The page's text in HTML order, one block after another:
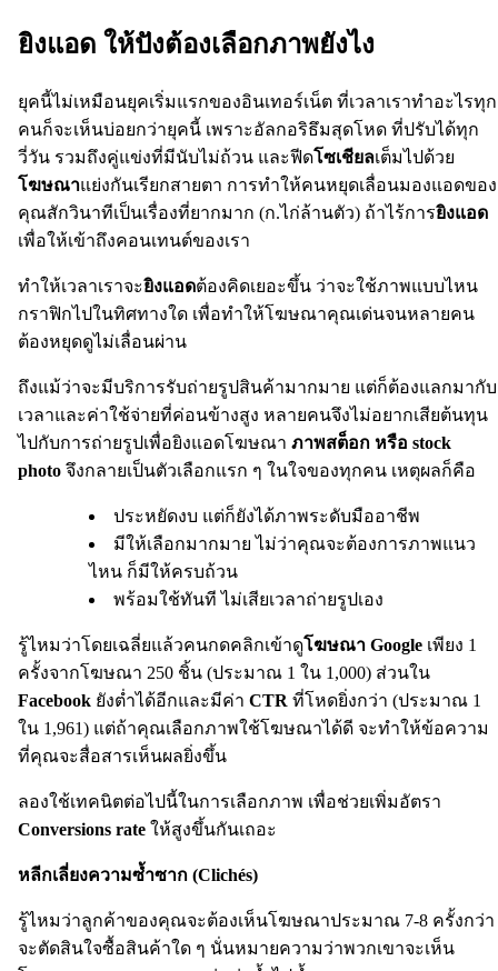
ยิงแอด ให้ปังต้องเลือกภาพยังไง
ยุคนี้ไม่เหมือนยุคเริ่มแรกของอินเทอร์เน็ต ที่เวลาเราทำอะไรทุก
คนก็จะเห็นบ่อยกว่ายุคนี้ เพราะอัลกอริธึมสุดโหด ที่ปรับได้ทุก
วี่วัน รวมถึงคู่แข่งที่มีนับไม่ถ้วน และฟีดโซเชียลเต็มไปด้วย
โฆษณาแย่งกันเรียกสายตา การทำให้คนหยุดเลื่อนมองแอดของ
คุณสักวินาทีเป็นเรื่องที่ยากมาก (ก.ไก่ล้านตัว) ถ้าไร้การยิงแอด
เพื่อให้เข้าถึงคอนเทนต์ของเรา
ทำให้เวลาเราจะยิงแอดต้องคิดเยอะขึ้น ว่าจะใช้ภาพแบบไหน
กราฟิกไปในทิศทางใด เพื่อทำให้โฆษณาคุณเด่นจนหลายคน
ต้องหยุดดูไม่เลื่อนผ่าน
ถึงแม้ว่าจะมีบริการรับถ่ายรูปสินค้ามากมาย แต่ก็ต้องแลกมากับ
เวลาและค่าใช้จ่ายที่ค่อนข้างสูง หลายคนจึงไม่อยากเสียต้นทุน
ไปกับการถ่ายรูปเพื่อยิงแอดโฆษณา ภาพสต็อก หรือ stock
photo จึงกลายเป็นตัวเลือกแรก ๆ ในใจของทุกคน เหตุผลก็คือ
ประหยัดงบ แต่ก็ยังได้ภาพระดับมืออาชีพ
มีให้เลือกมากมาย ไม่ว่าคุณจะต้องการภาพแนว
ไหน ก็มีให้ครบถ้วน
พร้อมใช้ทันที ไม่เสียเวลาถ่ายรูปเอง
รู้ไหมว่าโดยเฉลี่ยแล้วคนกดคลิกเข้าดูโฆษณา Google เพียง 1
ครั้งจากโฆษณา 250 ชิ้น (ประมาณ 1 ใน 1,000) ส่วนใน
Facebook ยังต่ำได้อีกและมีค่า CTR ที่โหดยิ่งกว่า (ประมาณ 1
ใน 1,961) แต่ถ้าคุณเลือกภาพใช้โฆษณาได้ดี จะทำให้ข้อความ
ที่คุณจะสื่อสารเห็นผลยิ่งขึ้น
ลองใช้เทคนิตต่อไปนี้ในการเลือกภาพ เพื่อช่วยเพิ่มอัตรา
Conversions rate ให้สูงขึ้นกันเถอะ
หลีกเลี่ยงความซ้ำซาก (Clichés)
รู้ไหมว่าลูกค้าของคุณจะต้องเห็นโฆษณาประมาณ 7-8 ครั้งกว่า
จะตัดสินใจซื้อสินค้าใด ๆ นั่นหมายความว่าพวกเขาจะเห็น